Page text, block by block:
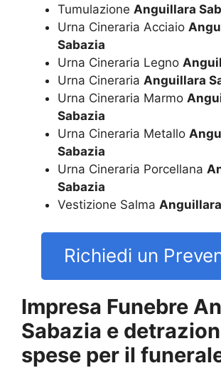
Tumulazione Anguillara
Urna Cineraria Acciaio
Sabazia
Urna Cineraria Legno
Urna Cineraria Anguillara
Urna Cineraria Marmo
Sabazia
Urna Cineraria Metallo
Sabazia
Urna Cineraria Porcellana
Sabazia
Vestizione Salma
Richiedi un
Impresa Funebre
Sabazia e
spese per il